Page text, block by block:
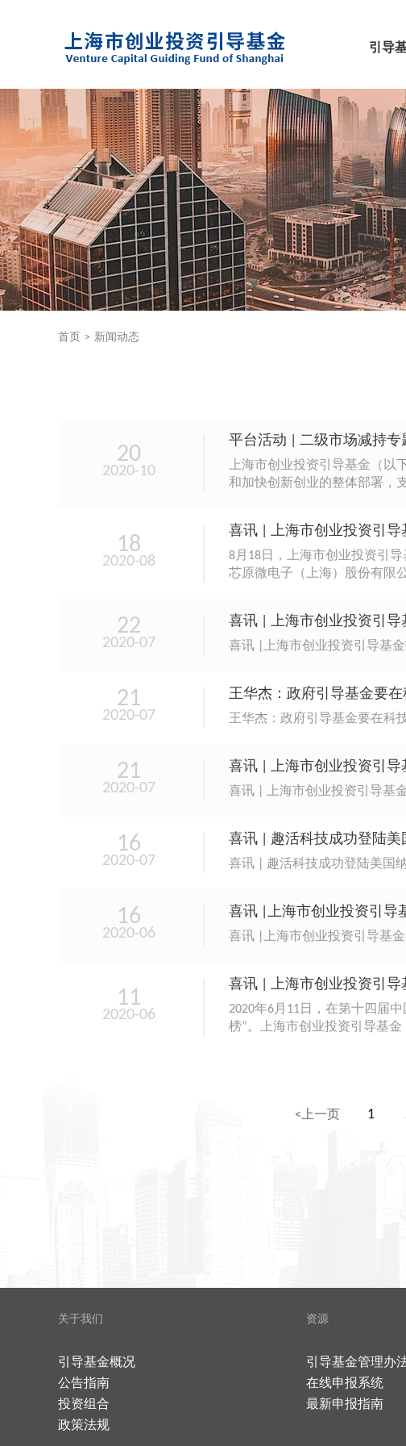
引导
首页 > 新闻动态
20
2020-10
平台活动 | 二级市场减持专
上海市创业投资引导基金（以
和加快创新创业的整体部署，
18
2020-08
喜讯 | 上海市创业投资引
8月18日，上海市创业投资引
芯原微电子（上海）股份有限
22
2020-07
喜讯 | 上海市创业投资引
喜讯 |上海市创业投资引导基
21
2020-07
王华杰：政府引导基金要
王华杰：政府引导基金要在科
21
2020-07
喜讯 | 上海市创业投资引
喜讯 | 上海市创业投资引导基
16
2020-07
喜讯 | 趣活科技成功登陆美
喜讯 | 趣活科技成功登陆美国
16
2020-06
喜讯 |上海市创业投资引导
喜讯 |上海市创业投资引导基
11
2020-06
喜讯 | 上海市创业投资引导
2020年6月11日，在第十四届
榜”。上海市创业投资引导基
<上一页 1
关于我们
引导基金概况
公告指南
投资组合
政策法规
资源
引导基金管理办
在线申报系统
最新申报指南